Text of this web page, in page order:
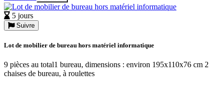
5 jours
Suivre
Lot de mobilier de bureau hors matériel informatique
9 pièces au total1 bureau, dimensions : environ 195x110x76 cm 2
chaises de bureau, à roulettes